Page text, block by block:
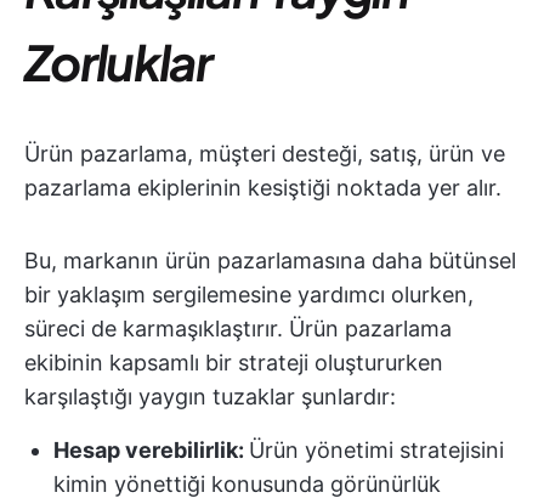
Zorluklar
Ürün pazarlama, müşteri desteği, satış, ürün ve
pazarlama ekiplerinin kesiştiği noktada yer alır.
Bu, markanın ürün pazarlamasına daha bütünsel
bir yaklaşım sergilemesine yardımcı olurken,
süreci de karmaşıklaştırır. Ürün pazarlama
ekibinin kapsamlı bir strateji oluştururken
karşılaştığı yaygın tuzaklar şunlardır:
Hesap verebilirlik: Ürün yönetimi stratejisini
kimin yönettiği konusunda görünürlük